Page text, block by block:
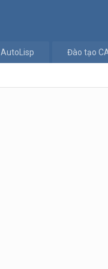
AutoLisp Đào tạo